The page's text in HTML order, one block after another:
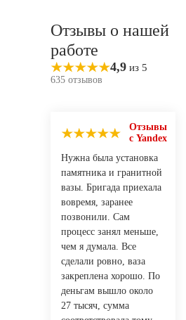
Отзывы о нашей
работе
4,9 из 5
635 отзывов
Отзывы
с Yandex
Нужна была установка
памятника и гранитной
вазы. Бригада приехала
вовремя, заранее
позвонили. Сам
процесс занял меньше,
чем я думала. Все
сделали ровно, ваза
закреплена хорошо. По
деньгам вышло около
27 тысяч, сумма